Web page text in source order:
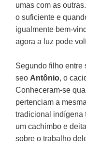
umas com as
o suficiente e
igualmente bem-
agora a luz pode
Segundo filho entre
seo Antônio, o
Conheceram-se
pertenciam a
tradicional indígena
um cachimbo e
sobre o trabalho